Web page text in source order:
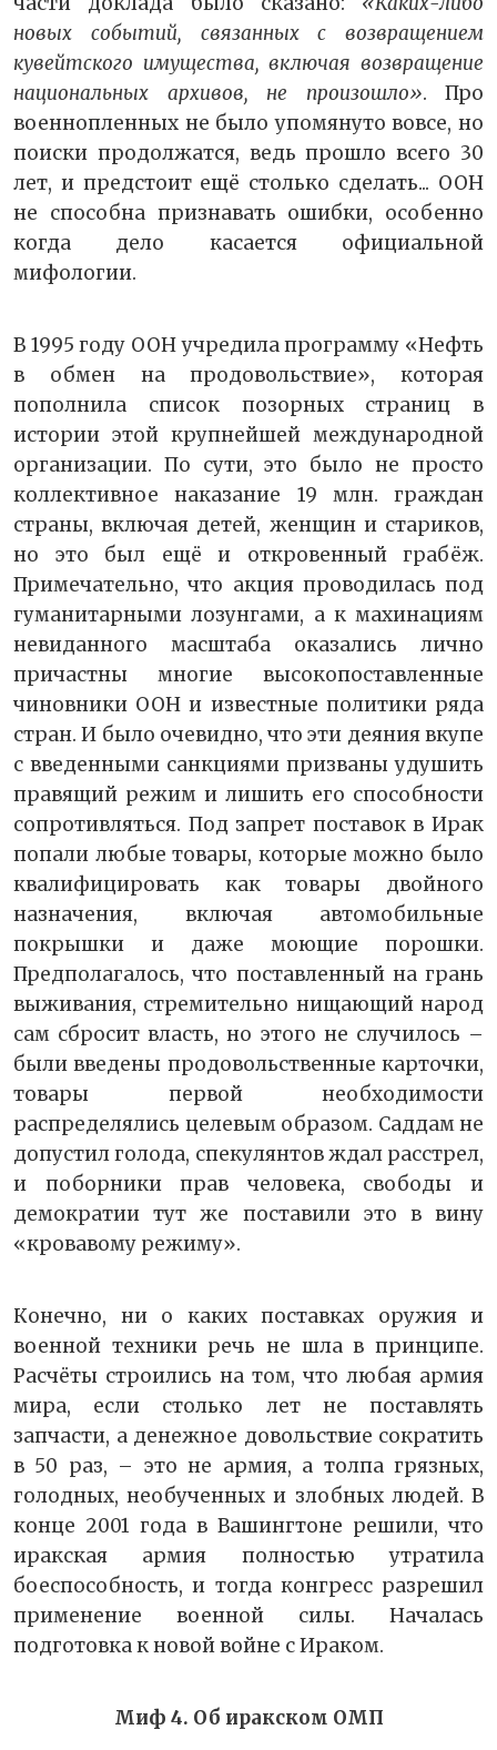
новых событий, связанных с возвращением
кувейтского имущества, включая возвращение
национальных архивов, не произошло». Про
военнопленных не было упомянуто вовсе, но
поиски продолжатся, ведь прошло всего 30
лет, и предстоит ещё столько сделать... ООН
не способна признавать ошибки, особенно
когда дело касается официальной
мифологии.
В 1995 году ООН учредила программу «Нефть
в обмен на продовольствие», которая
пополнила список позорных страниц в
истории этой крупнейшей международной
организации. По сути, это было не просто
коллективное наказание 19 млн. граждан
страны, включая детей, женщин и стариков,
но это был ещё и откровенный грабёж.
Примечательно, что акция проводилась под
гуманитарными лозунгами, а к махинациям
невиданного масштаба оказались лично
причастны многие высокопоставленные
чиновники ООН и известные политики ряда
стран. И было очевидно, что эти деяния вкупе
с введенными санкциями призваны удушить
правящий режим и лишить его способности
сопротивляться. Под запрет поставок в Ирак
попали любые товары, которые можно было
квалифицировать как товары двойного
назначения, включая автомобильные
покрышки и даже моющие порошки.
Предполагалось, что поставленный на грань
выживания, стремительно нищающий народ
сам сбросит власть, но этого не случилось –
были введены продовольственные карточки,
товары первой необходимости
распределялись целевым образом. Саддам не
допустил голода, спекулянтов ждал расстрел,
и поборники прав человека, свободы и
демократии тут же поставили это в вину
«кровавому режиму».
Конечно, ни о каких поставках оружия и
военной техники речь не шла в принципе.
Расчёты строились на том, что любая армия
мира, если столько лет не поставлять
запчасти, а денежное довольствие сократить
в 50 раз, – это не армия, а толпа грязных,
голодных, необученных и злобных людей. В
конце 2001 года в Вашингтоне решили, что
иракская армия полностью утратила
боеспособность, и тогда конгресс разрешил
применение военной силы. Началась
подготовка к новой войне с Ираком.
Миф 4. Об иракском ОМП